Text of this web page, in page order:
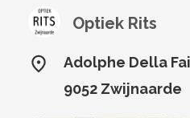
Optiek Rits
Adolphe Della
9052 Zwijnaarde